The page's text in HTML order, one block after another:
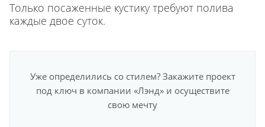
Только посаженные кустику требуют полива
каждые двое суток.
Уже определились со стилем? Закажите проект
под ключ в компании «Лэнд» и осуществите
свою мечту